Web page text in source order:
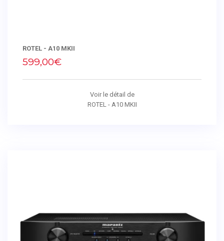
ROTEL - A10 MKII
599,00€
Voir le détail de
ROTEL - A10 MKII